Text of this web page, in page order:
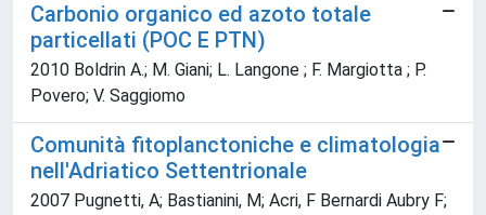
Carbonio organico ed azoto totale
particellati (POC E PTN)
2010 Boldrin A.; M. Giani; L. Langone ; F. Margiotta ; P.
Povero; V. Saggiomo
Comunità fitoplanctoniche e climatologia
nell'Adriatico Settentrionale
2007 Pugnetti, A; Bastianini, M; Acri, F Bernardi Aubry F;